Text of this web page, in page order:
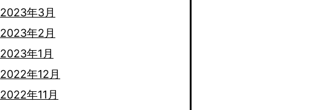
2023年3月
2023年2月
2023年1月
2022年12月
2022年11月